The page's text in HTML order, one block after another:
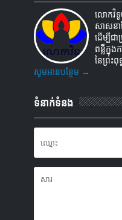
លោកវិទូ
សាសនា
ដើម្បីជ
ពន្លឺក្នុ
នៃព្រះ
សូមអានបន្ថែម →
ទំនាក់ទំនង